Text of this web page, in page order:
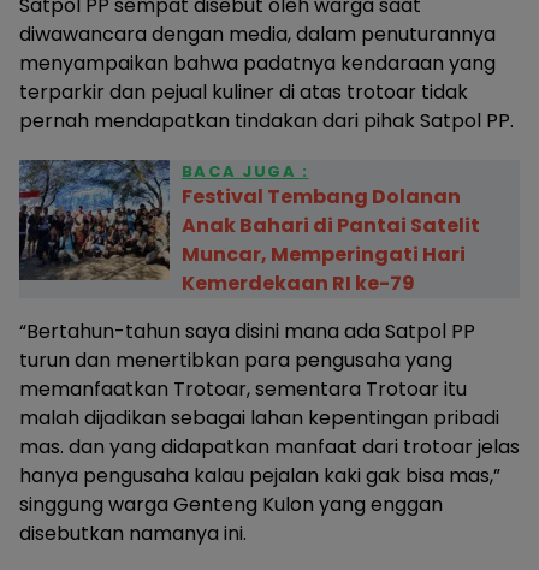
diwawancara dengan media, dalam penuturannya
menyampaikan bahwa padatnya kendaraan yang
terparkir dan pejual kuliner di atas trotoar tidak
pernah mendapatkan tindakan dari pihak Satpol PP.
BACA JUGA :
Festival Tembang Dolanan
Anak Bahari di Pantai Satelit
Muncar, Memperingati Hari
Kemerdekaan RI ke-79
“Bertahun-tahun saya disini mana ada Satpol PP
turun dan menertibkan para pengusaha yang
memanfaatkan Trotoar, sementara Trotoar itu
malah dijadikan sebagai lahan kepentingan pribadi
mas. dan yang didapatkan manfaat dari trotoar jelas
hanya pengusaha kalau pejalan kaki gak bisa mas,”
singgung warga Genteng Kulon yang enggan
disebutkan namanya ini.